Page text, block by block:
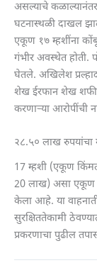
असल्याचे
घटनास्थळी दाखल
एकूण १७ म्हशींना
गंभीर अवस्थेत होती.
घेतले. अखिलेश
शेख ईरफान शेख
करणाऱ्या आरोपींची
२८.५० लाख रुपयांचा
17 म्हशी (एकूण
20 लाख) असा एकूण
केला आहे. या
सुरक्षिततेकामी
प्रकरणाचा पुढील